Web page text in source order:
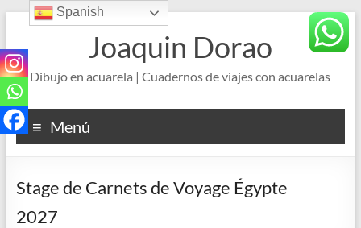
Saltar
contenido
Joaquin Dorao
Dibujo en acuarela | Cuadernos de viajes con acuarelas
Menú
Stage de Carnets de Voyage Égypte
2027
Spanish